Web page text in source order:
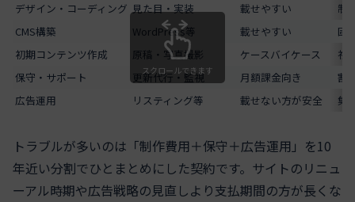
デザイン・コーディング 見た目・実装 載せやすい
制
CMS構築
WordPress等 載せやすい
固
初期コンテンツ作成
原稿・写真撮影 ケースバイケース
社
保守・サポート
更新代行・監視 月額課金向き
割
広告運用
リスティング等 載せない方が安全 集
スクロールできます
トラブルが多いのは「制作費用＋保守＋広告運用」を10
年近い分割でひとまとめにした契約です。サイトのリニュ
ーアル時期や広告戦略の見直しより支払期間の方が長くな